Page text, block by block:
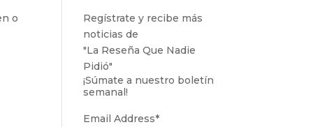
o
Regístrate y recibe más
noticias de
"La Reseña Que Nadie
Pidió"
¡Súmate a nuestro boletín
semanal!
Email Address*